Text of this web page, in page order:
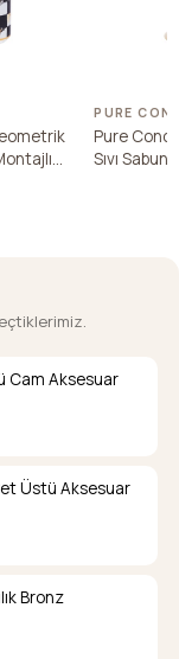
PURE
Pure
Sıvı
Cam Aksesuar
Üstü Aksesuar
Bronz